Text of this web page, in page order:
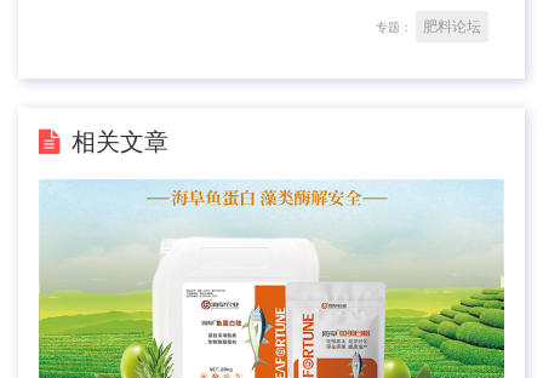
专题： 肥料论坛
相关文章